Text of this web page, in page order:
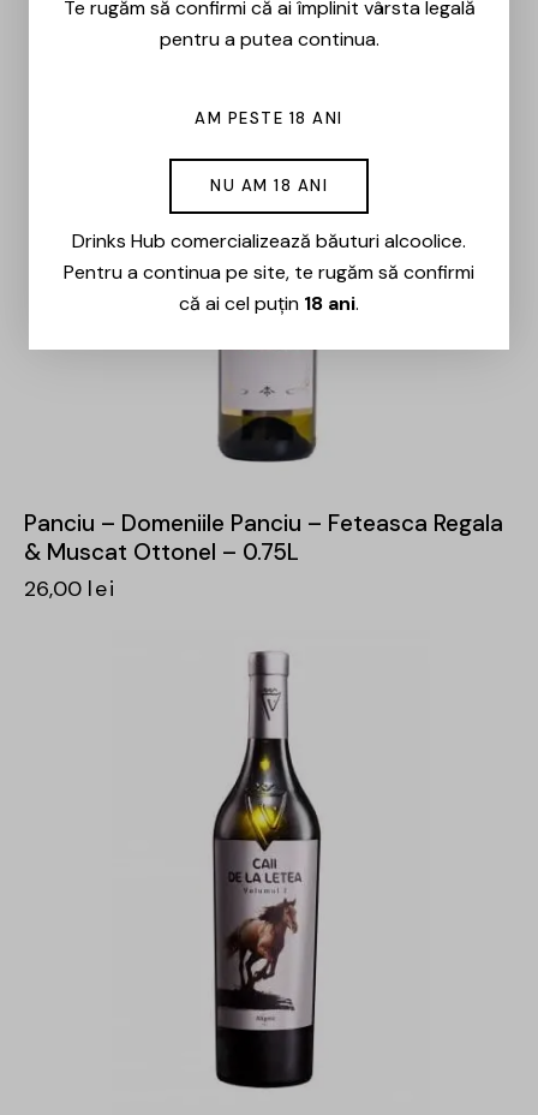
Panciu – Domeniile Panciu – Feteasca Regala
& Muscat Ottonel – 0.75L
26,00 lei
Te rugăm să confirmi că ai împlinit vârsta legală
pentru a putea continua.
AM PESTE 18 ANI
NU AM 18 ANI
Drinks Hub comercializează băuturi alcoolice.
Pentru a continua pe site, te rugăm să confirmi
că ai cel puțin 18 ani.